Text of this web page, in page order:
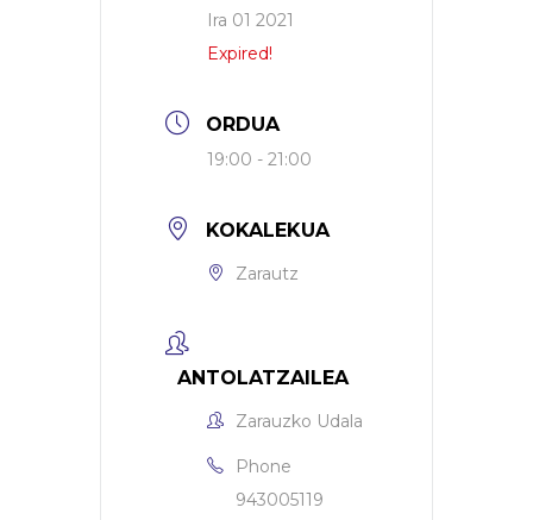
Ira 01 2021
Expired!
ORDUA
19:00 - 21:00
KOKALEKUA
Zarautz
ANTOLATZAILEA
Zarauzko Udala
Phone
943005119